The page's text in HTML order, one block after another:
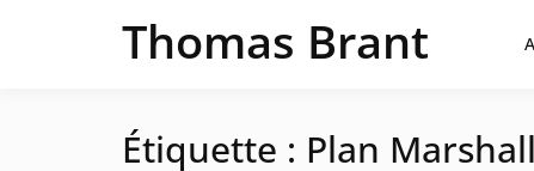
Thomas Brant
Étiquette : Plan Marshall